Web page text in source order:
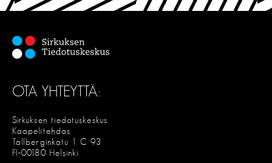
OTA YHTEYTTÄ:
Sirkuksen tiedotuskeskus
Kaapelitehdas
Tallberginkatu 1 C 93
FI-00180 Helsinki